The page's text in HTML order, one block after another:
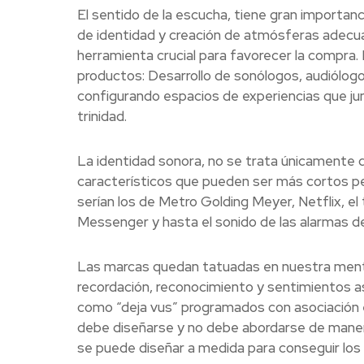
El sentido de la escucha, tiene gran
de identidad y creación de atmósferas
herramienta crucial para favorecer la
productos: Desarrollo de sonólogos,
configurando espacios de experiencias que
trinidad.
La identidad sonora, no se trata únicamente
característicos que pueden ser más cortos
serían los de Metro Golding Meyer, Netflix,
Messenger y hasta el sonido de las alarmas
Las marcas quedan tatuadas en nuestra
recordación, reconocimiento y sentimientos
como “deja vus” programados con
debe diseñarse y no debe abordarse de
se puede diseñar a medida para conseguir